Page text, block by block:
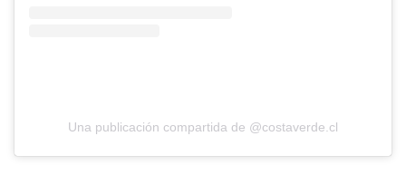
Una publicación compartida de @costaverde.cl